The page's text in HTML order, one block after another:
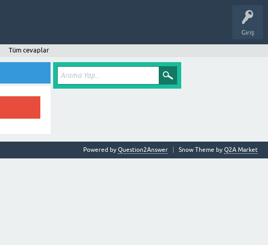
Giriş
Tüm cevaplar
Snow Theme by Q2A Market
Powered by Question2Answer